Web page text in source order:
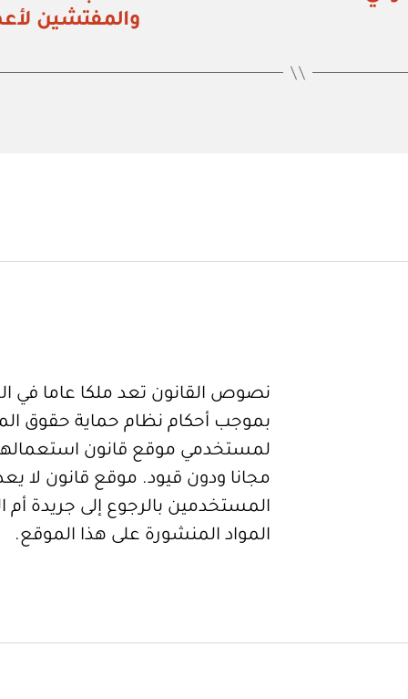
والمفتشين
نصوص القانون تعد ملكا عاما في
بموجب أحكام نظام حماية حقوق
لمستخدمي موقع قانون
مجانا ودون قيود. موقع قانون لا
المستخدمين بالرجوع إلى جريدة
المواد المنشورة على هذا الموقع.